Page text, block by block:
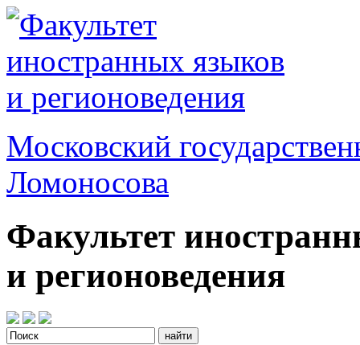
Московский
Ломоносова
Факультет
и регионоведения